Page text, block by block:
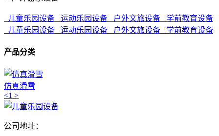
儿童乐园设备 运动乐园设备 户外文旅设备
学前教育设备
儿童乐园设备
运动乐园设备 户外文旅设备 学前教育设备
产品分类
仿真滑雪
<1 >
公司地址：